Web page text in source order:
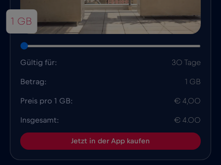
1 GB
Gültig für: 30 Tage
Betrag: 1 GB
Preis pro 1 GB: € 4,00
Insgesamt: € 4.00
Jetzt in der App kaufen